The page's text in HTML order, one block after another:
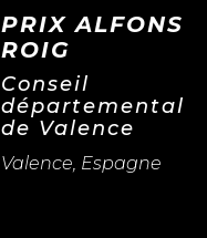
PRIX ALFONS
ROIG
Conseil
départemental
de Valence
Valence, Espagne